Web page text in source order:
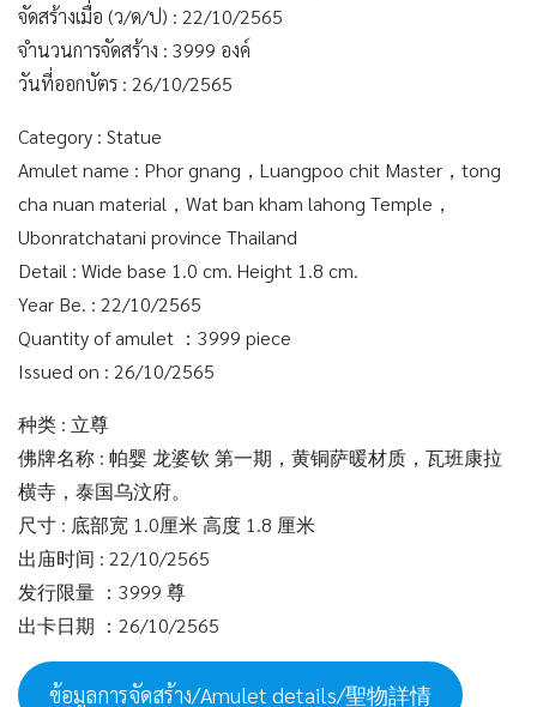
จัดสร้างเมื่อ (ว/ด/ป) : 22/10/2565
จำนวนการจัดสร้าง : 3999 องค์
วันที่ออกบัตร : 26/10/2565
Category : Statue
Amulet name : Phor gnang，Luangpoo chit Master，tong
cha nuan material，Wat ban kham lahong Temple，
Ubonratchatani province Thailand
Detail : Wide base 1.0 cm. Height 1.8 cm.
Year Be. : 22/10/2565
Quantity of amulet ：3999 piece
Issued on : 26/10/2565
种类 : 立尊
佛牌名称 : 帕婴 龙婆钦 第一期，黄铜萨暖材质，瓦班康拉
横寺，泰国乌汶府。
尺寸 : 底部宽 1.0厘米 高度 1.8 厘米
出庙时间 : 22/10/2565
发行限量 ：3999 尊
出卡日期 ：26/10/2565
ข้อมูลการจัดสร้าง/Amulet details/聖物詳情